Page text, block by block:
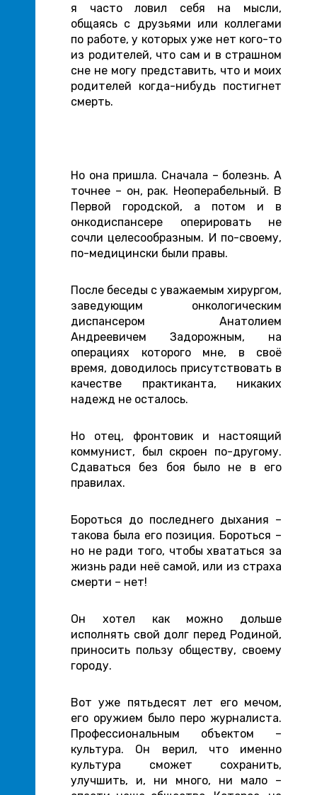
я часто ловил себя на мысли,
общаясь с друзьями или коллегами
по работе, у которых уже нет кого-то
из родителей, что сам и в страшном
сне не могу представить, что и моих
родителей когда-нибудь постигнет
смерть.
Но она пришла. Сначала – болезнь. А
точнее – он, рак. Неоперабельный. В
Первой городской, а потом и в
онкодиспансере оперировать не
сочли целесообразным. И по-своему,
по-медицински были правы.
После беседы с уважаемым хирургом,
заведующим онкологическим
диспансером Анатолием
Андреевичем Задорожным, на
операциях которого мне, в своё
время, доводилось присутствовать в
качестве практиканта, никаких
надежд не осталось.
Но отец, фронтовик и настоящий
коммунист, был скроен по-другому.
Сдаваться без боя было не в его
правилах.
Бороться до последнего дыхания –
такова была его позиция. Бороться –
но не ради того, чтобы хвататься за
жизнь ради неё самой, или из страха
смерти – нет!
Он хотел как можно дольше
исполнять свой долг перед Родиной,
приносить пользу обществу, своему
городу.
Вот уже пятьдесят лет его мечом,
его оружием было перо журналиста.
Профессиональным объектом –
культура. Он верил, что именно
культура сможет сохранить,
улучшить, и, ни много, ни мало –